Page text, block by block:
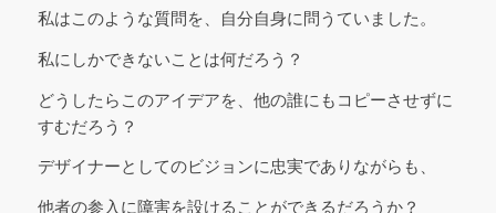
私はこのような質問を、自分自身に問うていました。
私にしかできないことは何だろう？
どうしたらこのアイデアを、他の誰にもコピーさせずに
すむだろう？
デザイナーとしてのビジョンに忠実でありながらも、
他者の参入に障害を設けることができるだろうか？